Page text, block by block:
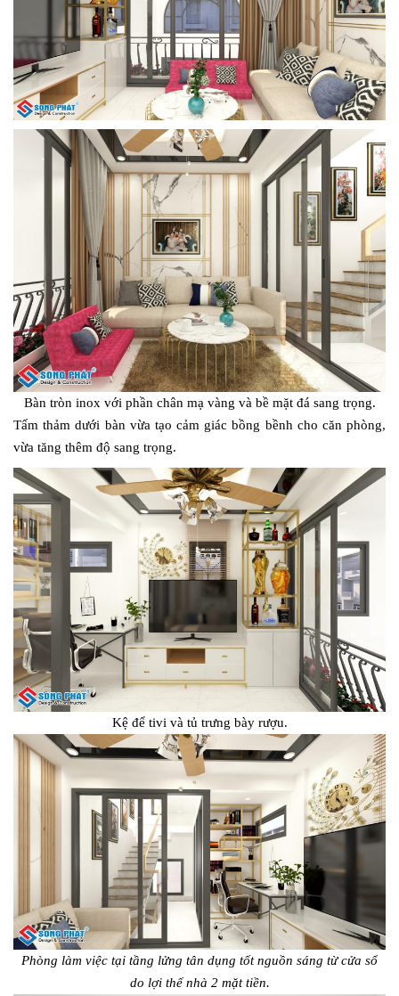
Bàn tròn inox với phần chân mạ vàng và bề mặt đá sang trọng.
Tấm thảm dưới bàn vừa tạo cảm giác bồng bềnh cho căn phòng,
vừa tăng thêm độ sang trọng.
Kệ để tivi và tủ trưng bày rượu.
Phòng làm việc tại tầng lửng tân dụng tốt nguồn sáng từ cửa sổ
do lợi thế nhà 2 mặt tiền.